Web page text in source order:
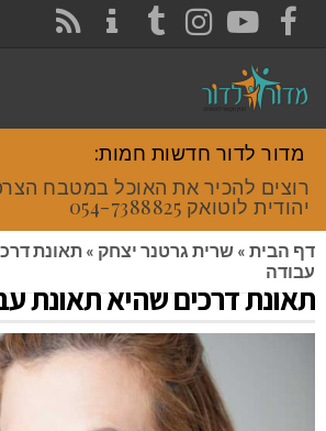
FACEBOOK
YOUTUBE
INSTAGRAM
TUMBLR
מדור לדור חדשות חמות:
רוצים להכיר את האוכל במטבח
יהודית לוטואק 054-7388825.
דף הבית » שרית גרטנר יצחק » תאונת
עבודה
תאונת דרכים שהיא תאונת